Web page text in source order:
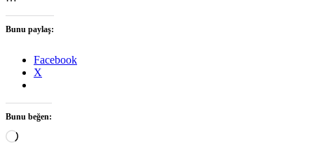
Bunu paylaş:
Facebook
X
Bunu beğen:
Yükleniyor...